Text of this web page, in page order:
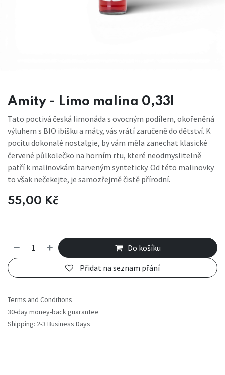
Amity - Limo malina 0,33l
Tato poctivá česká limonáda s ovocným podílem, okořeněná
výluhem s BIO ibišku a máty, vás vrátí zaručeně do dětství. K
pocitu dokonalé nostalgie, by vám měla zanechat klasické
červené půlkolečko na horním rtu, které neodmyslitelně
patří k malinovkám barveným synteticky. Od této malinovky
to však nečekejte, je samozřejmě čistě přírodní.
55,00 Kč
Do košíku
Přidat na seznam přání
Terms and Conditions
30-day money-back guarantee
Shipping: 2-3 Business Days